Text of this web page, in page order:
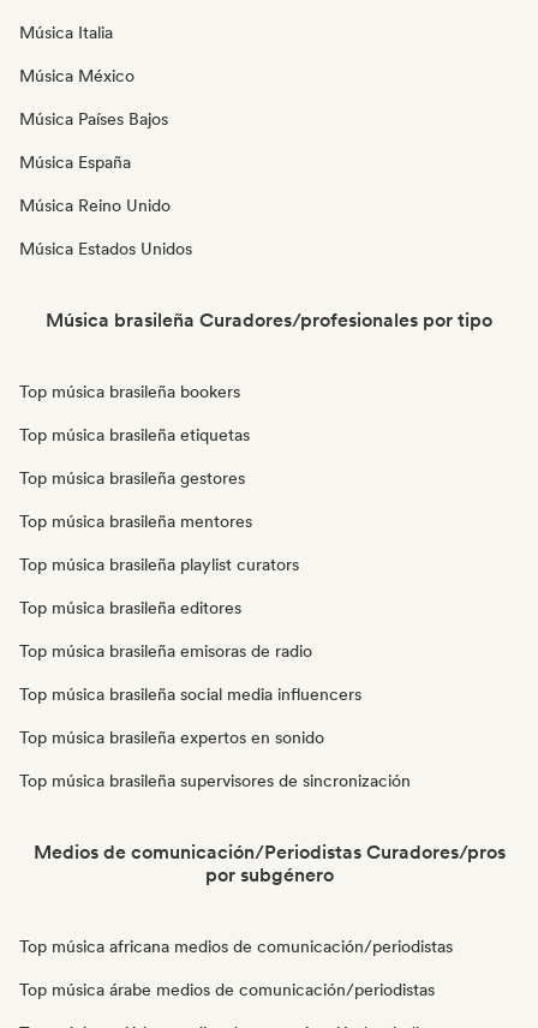
Música Italia
Música México
Música Países Bajos
Música España
Música Reino Unido
Música Estados Unidos
Música brasileña Curadores/profesionales por tipo
Top música brasileña bookers
Top música brasileña etiquetas
Top música brasileña gestores
Top música brasileña mentores
Top música brasileña playlist curators
Top música brasileña editores
Top música brasileña emisoras de radio
Top música brasileña social media influencers
Top música brasileña expertos en sonido
Top música brasileña supervisores de sincronización
Medios de comunicación/Periodistas Curadores/pros
por subgénero
Top música africana medios de comunicación/periodistas
Top música árabe medios de comunicación/periodistas